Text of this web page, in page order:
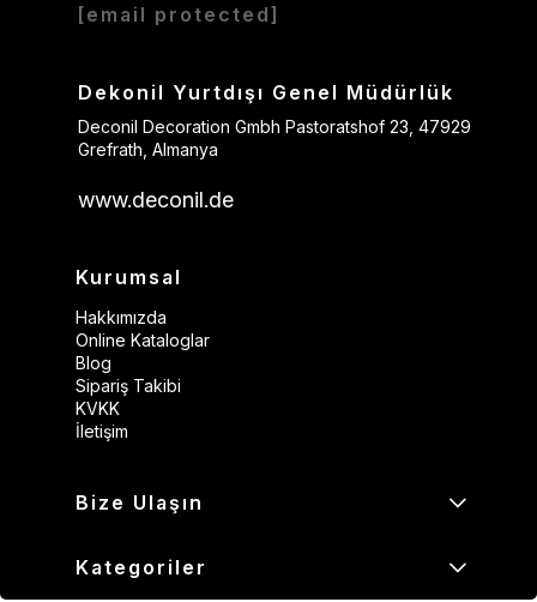
[email protected]
Dekonil Yurtdışı Genel Müdürlük
Deconil Decoration Gmbh Pastoratshof 23, 47929
Grefrath, Almanya
www.deconil.de
Kurumsal
Hakkımızda
Online Kataloglar
Blog
Sipariş Takibi
KVKK
İletişim
Bize Ulaşın
Kategoriler